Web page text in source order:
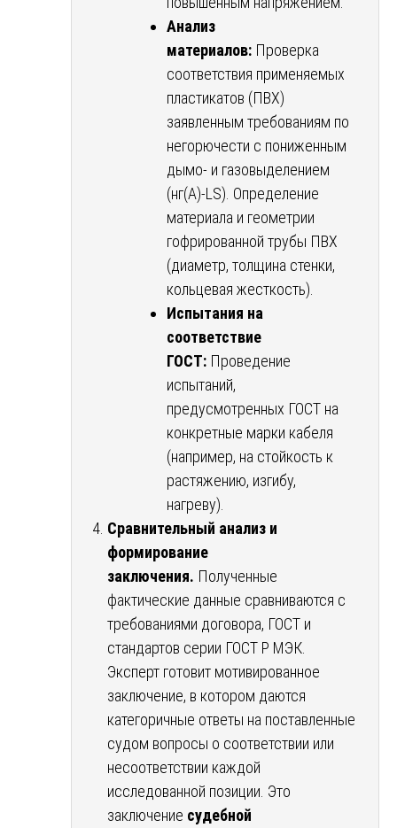
Анализ
материалов: Проверка
соответствия применяемых
пластикатов (ПВХ)
заявленным требованиям по
негорючести с пониженным
дымо- и газовыделением
(нг(А)-LS). Определение
материала и геометрии
гофрированной трубы ПВХ
(диаметр, толщина стенки,
кольцевая жесткость).
Испытания на
соответствие
ГОСТ: Проведение
испытаний,
предусмотренных ГОСТ на
конкретные марки кабеля
(например, на стойкость к
растяжению, изгибу,
нагреву).
Сравнительный анализ и
формирование
заключения. Полученные
фактические данные сравниваются с
требованиями договора, ГОСТ и
стандартов серии ГОСТ Р МЭК.
Эксперт готовит мотивированное
заключение, в котором даются
категоричные ответы на поставленные
судом вопросы о соответствии или
несоответствии каждой
исследованной позиции. Это
заключение судебной